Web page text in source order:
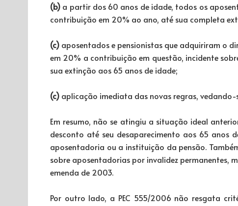
(b) a partir dos 60 anos de idade, todos os
contribuição em 20% ao ano, até sua completa
(c) aposentados e pensionistas que adquiriram o
em 20% a contribuição em questão, incidente
sua extinção aos 65 anos de idade;
(c) aplicação imediata das novas regras,
Em resumo, não se atingiu a situação ideal
desconto até seu desaparecimento aos 65 anos
aposentadoria ou a instituição da pensão.
sobre aposentadorias por invalidez permanentes,
emenda de 2003.
Por outro lado, a PEC 555/2006 não resgata